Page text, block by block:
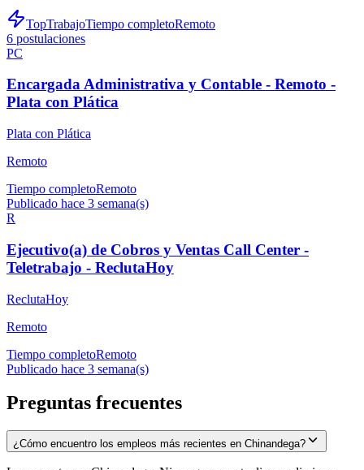
TopTrabajoTiempo completoRemoto
6 postulaciones
PC
Encargada Administrativa y Contable - Remoto -
Plata con Plática
Plata con Plática
Remoto
Tiempo completoRemoto
Publicado hace 3 semana(s)
R
Ejecutivo(a) de Cobros y Ventas Call Center -
Teletrabajo - ReclutaHoy
ReclutaHoy
Remoto
Tiempo completoRemoto
Publicado hace 3 semana(s)
Preguntas frecuentes
¿Cómo encuentro los empleos más recientes en Chinandega?